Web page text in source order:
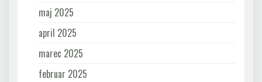
maj 2025
april 2025
marec 2025
februar 2025